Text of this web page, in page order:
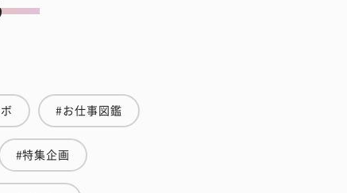
#お仕事図鑑
#特集企画